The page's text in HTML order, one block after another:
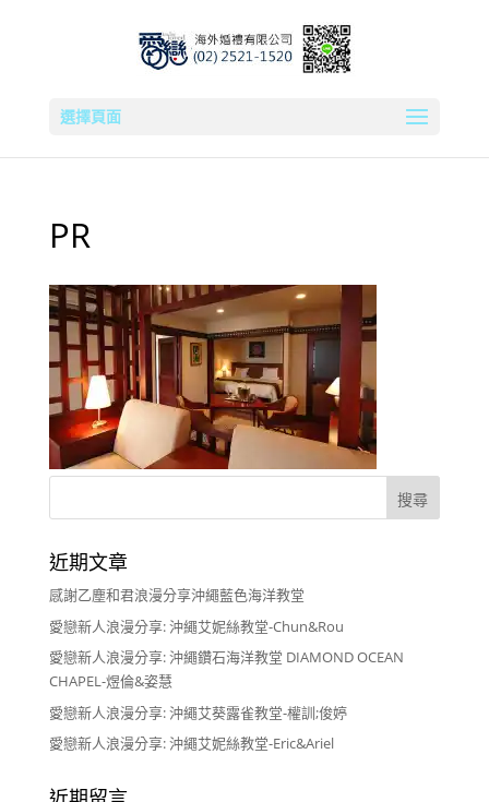
選擇頁面
PR
近期文章
感謝乙塵和君浪漫分享沖繩藍色海洋教堂
愛戀新人浪漫分享: 沖繩艾妮絲教堂-Chun&Rou
愛戀新人浪漫分享: 沖繩鑽石海洋教堂 DIAMOND OCEAN
CHAPEL-煜倫&姿慧
愛戀新人浪漫分享: 沖繩艾葵露雀教堂-權訓;俊婷
愛戀新人浪漫分享: 沖繩艾妮絲教堂-Eric&Ariel